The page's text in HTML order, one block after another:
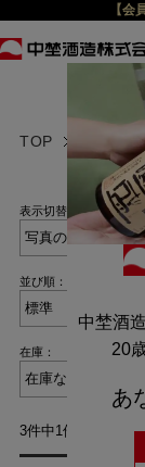
【会
TOP 商品検索
表示切替：
並び順：
在庫：
3件中1件～3件を表
中埜酒
20
あ